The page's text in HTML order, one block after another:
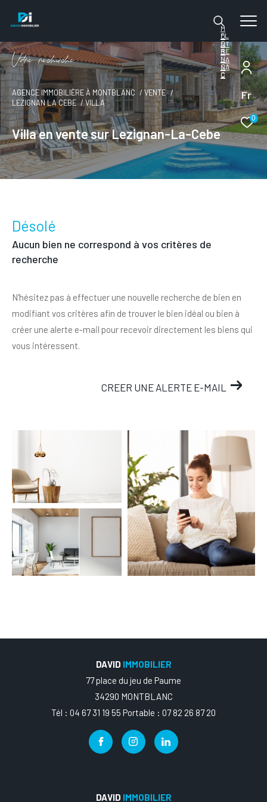
Fr
0
M
O
NT
B
LA
N
C
FL
O
RE
N
SA
C
Vore recece
AGENCE IMMOBILIÈRE À MONTBLANC
VENTE
LEZIGNAN LA CEBE
VILLA
Villa en vente sur Lezignan-La-Cebe
Désolé
Aucun bien ne correspond à vos critères de
recherche
N'hésitez pas à effectuer une nouvelle recherche de bien en
modifiant vos critères afin de trouver le bien idéal ou bien à
créer une alerte e-mail pour recevoir directement les biens qui
vous intéressent.
CREER UNE ALERTE E-MAIL
DAVID IMMOBILIER
77 place du jeu de Paume
34290 MONTBLANC
Tél : 04 67 31 19 55 Portable : 07 82 26 87 20
DAVID IMMOBILIER